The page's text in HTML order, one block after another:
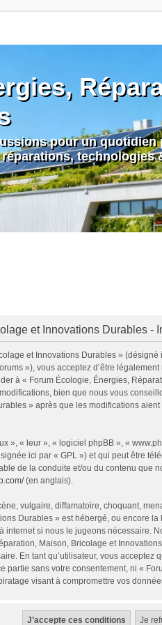
pour un
et Innovations Durables -
et Innovations Durables »
»), vous acceptez d’être
à « Forum Écologie, Énergies,
bien que nous vous
» après que les modifications
», « leur », « logiciel phpBB », «
ici par « GPL ») et qui peut être
de la conduite et/ou du contenu que
(en anglais).
vulgaire, diffamatoire, choquant,
Durables » est hébergé, ou encore
si nous le jugeons nécessaire.
Maison, Bricolage et
En tant qu’utilisateur, vous
sans votre consentement, ni «
visant à compromettre vos